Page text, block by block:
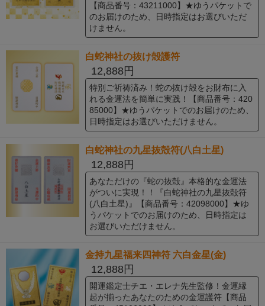
【商品番号：43211000】★ゆうパケットで
のお届けのため、日時指定はお選びいただ
けません。
白蛇神社の抜け殻護符
12,888円
特別ご祈祷済み！蛇の抜け殻をお財布に入
れる金運法を簡単に実践！【商品番号：420
85000】★ゆうパケットでのお届けのため、
日時指定はお選びいただけません。
白蛇神社の九星抜殻符(八白土星)
12,888円
あなただけの『蛇の抜殻』本格的な金運法
がついに実現！！『白蛇神社の九星抜殻符
(八白土星)』【商品番号：42098000】★ゆ
うパケットでのお届けのため、日時指定は
お選びいただけません。
金持九星福来四神符 六白金星(金)
12,888円
開運鑑定士チエ・エレナ先生監修！金運縁
起が揃ったあなたのための金運護符【商品